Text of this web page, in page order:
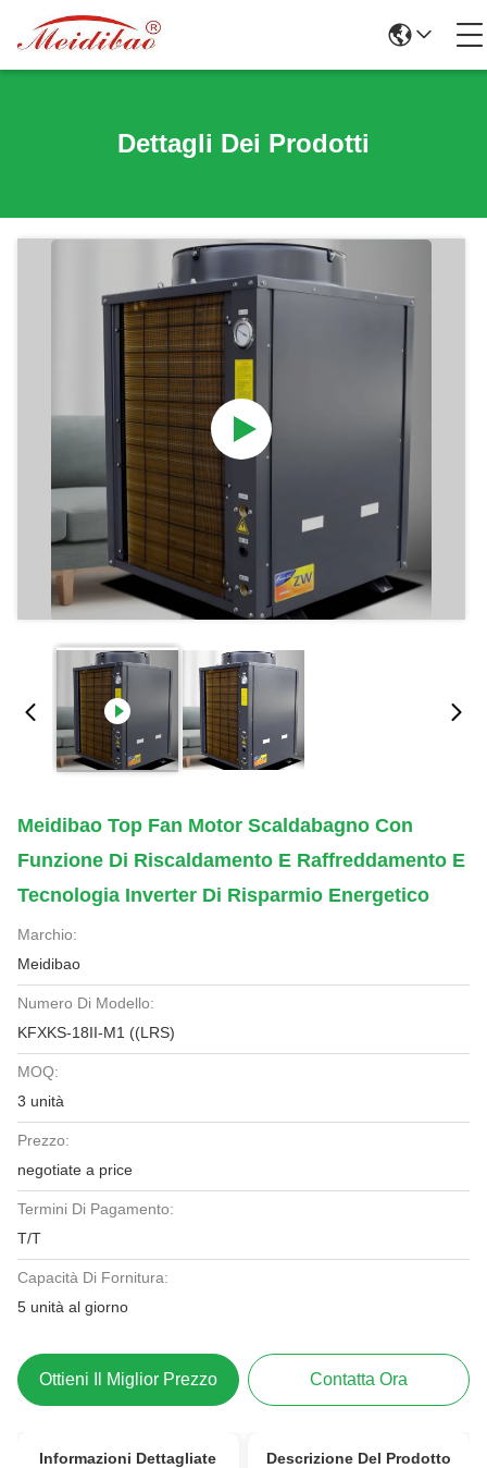
Dettagli Dei Prodotti
Meidibao Top Fan Motor Scaldabagno Con
Funzione Di Riscaldamento E Raffreddamento E
Tecnologia Inverter Di Risparmio Energetico
Marchio:
Meidibao
Numero Di Modello:
KFXKS-18II-M1 ((LRS)
MOQ:
3 unità
Prezzo:
negotiate a price
Termini Di Pagamento:
T/T
Capacità Di Fornitura:
5 unità al giorno
Ottieni Il Miglior Prezzo Contatta Ora
Informazioni Dettagliate Descrizione Del Prodotto